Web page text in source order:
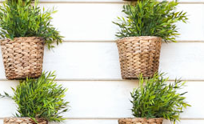
O
J
A
R
I
L
L
O